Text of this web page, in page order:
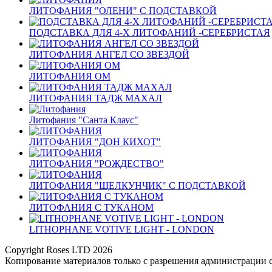
ЛИТОФАНИЯ "ОЛЕНИ" С ПОДСТАВКОЙ
ПОДСТАВКА ДЛЯ 4-Х ЛИТОФАНИЙ -СЕРЕБРИСТАЯ
ЛИТОФАНИЯ АНГЕЛ СО ЗВЕЗДОЙ
ЛИТОФАНИЯ ОМ
ЛИТОФАНИЯ ТАДЖ МАХАЛ
Литофания "Санта Клаус"
ЛИТОФАНИЯ "ДОН КИХОТ"
ЛИТОФАНИЯ "РОЖДЕСТВО"
ЛИТОФАНИЯ "ЩЕЛКУНЧИК" С ПОДСТАВКОЙ
ЛИТОФАНИЯ С ТУКАНОМ
LITHOPHANE VOTIVE LIGHT - LONDON
Copyright Roses LTD 2026
Копирование материалов только с разрешения администрации